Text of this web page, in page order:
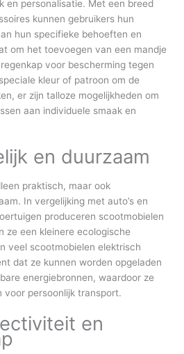
en personalisatie. Met een breed
kunnen gebruikers hun
hun specifieke behoeften en
om het toevoegen van een mandje
voor bescherming tegen
kleur of patroon om de
er zijn talloze mogelijkheden om
aan individuele smaak en
en duurzaam
praktisch, maar ook
In vergelijking met auto’s en
produceren scootmobielen
ze een kleinere ecologische
veel scootmobielen elektrisch
dat ze kunnen worden opgeladen
energiebronnen, waardoor ze
voor persoonlijk transport.
en